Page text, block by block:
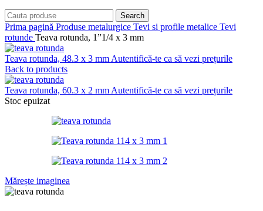
Search
Prima pagină Produse metalurgice Tevi si profile metalice Tevi
rotunde Teava rotunda, 1”1/4 x 3 mm
Teava rotunda, 48.3 x 3 mm Autentifică-te ca să vezi prețurile
Back to products
Teava rotunda, 60.3 x 2 mm Autentifică-te ca să vezi prețurile
Stoc epuizat
Mărește imaginea